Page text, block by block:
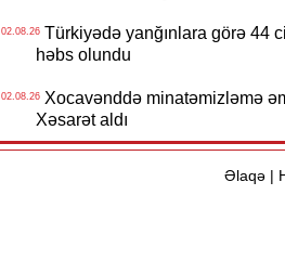
02.08.26Türkiyədə yanğınlara görə 44
həbs olundu
02.08.26Xocavənddə minatəmizləmə
Xəsarət aldı
Əlaqə|